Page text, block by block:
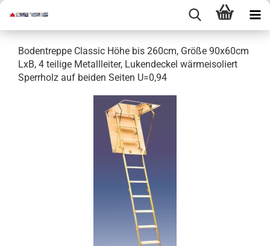
Bodentreppe Classic Höhe bis 260cm, Größe 90x60cm
LxB, 4 teilige Metallleiter, Lukendeckel wärmeisoliert
Sperrholz auf beiden Seiten U=0,94